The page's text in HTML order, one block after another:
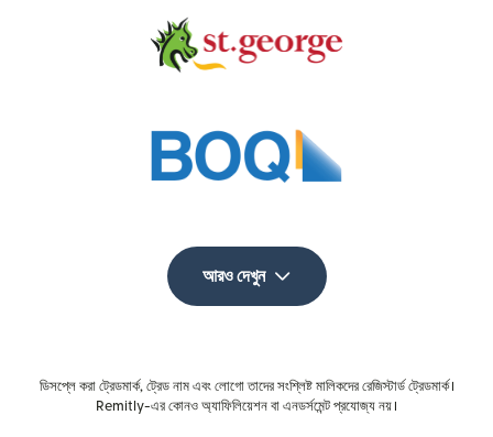
আরও দেখুন
ডিসপ্লে করা ট্রেডমার্ক, ট্রেড নাম এবং লোগো তাদের সংশ্লিষ্ট মালিকদের রেজিস্টার্ড ট্রেডমার্ক।
Remitly-এর কোনও অ্যাফিলিয়েশন বা এনডর্সমেন্ট প্রযোজ্য নয়।